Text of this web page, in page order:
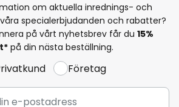
om aktuella inrednings- och
specialerbjudanden och rabatter?
på vårt nyhetsbrev får du 15%
på din nästa beställning.
Företag